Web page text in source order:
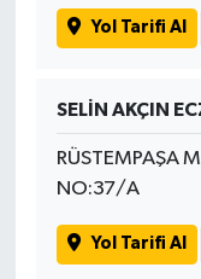
Yol Tarifi Al
SELİN AKÇIN
RÜSTEMPAŞA
NO:37/A
Yol Tarifi Al